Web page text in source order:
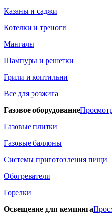
Казаны и саджи
Котелки и треноги
Мангалы
Шампуры и решетки
Грили и коптильни
Все для розжига
Газовое оборудование
Газовые плитки
Газовые баллоны
Системы приготовления пищи
Обогреватели
Горелки
Освещение для кемпинга